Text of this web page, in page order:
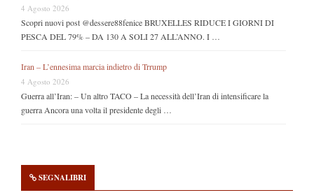
4 Agosto 2026
Scopri nuovi post @dessere88fenice BRUXELLES RIDUCE I GIORNI DI
PESCA DEL 79% – DA 130 A SOLI 27 ALL’ANNO. I …
Iran – L’ennesima marcia indietro di Trrump
4 Agosto 2026
Guerra all’Iran: – Un altro TACO – La necessità dell’Iran di intensificare la
guerra Ancora una volta il presidente degli …
SEGNALIBRI